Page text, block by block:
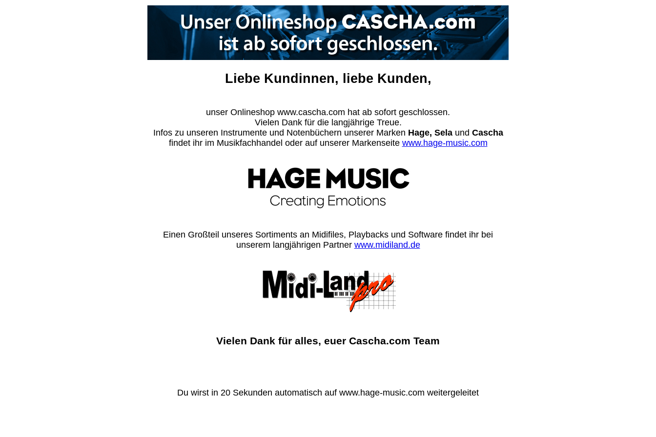
Liebe Kundinnen, liebe Kunden,
unser Onlineshop www.cascha.com hat ab sofort geschlossen.
Vielen Dank für die langjährige Treue.
Infos zu unseren Instrumente und Notenbüchern unserer Marken Hage, Selaund Cascha
findet ihr im Musikfachhandel oder auf unserer Markenseite www.hage-music.com
Einen Großteil unseres Sortiments an Midifiles, Playbacks und Software findet ihr bei
unserem langjährigen Partner www.midiland.de
Vielen Dank für alles, euer Cascha.com Team
Du wirst in 20 Sekunden automatisch auf www.hage-music.com weitergeleitet